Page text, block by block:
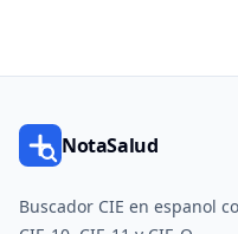
NotaSalud
Buscador CIE en espanol